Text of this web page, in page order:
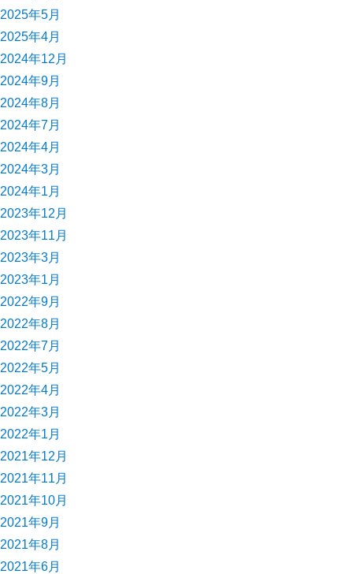
2025年5月
2025年4月
2024年12月
2024年9月
2024年8月
2024年7月
2024年4月
2024年3月
2024年1月
2023年12月
2023年11月
2023年3月
2023年1月
2022年9月
2022年8月
2022年7月
2022年5月
2022年4月
2022年3月
2022年1月
2021年12月
2021年11月
2021年10月
2021年9月
2021年8月
2021年6月